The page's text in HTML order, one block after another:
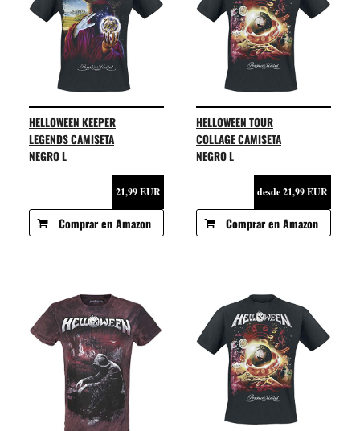
HELLOWEEN KEEPER
LEGENDS CAMISETA
NEGRO L
21,99 EUR
Comprar en Amazon
HELLOWEEN TOUR
COLLAGE CAMISETA
NEGRO L
desde 21,99 EUR
Comprar en Amazon